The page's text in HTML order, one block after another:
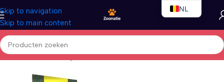
Skip to navigation
Skip to main content
Home/Honden/Droogvoer
NL